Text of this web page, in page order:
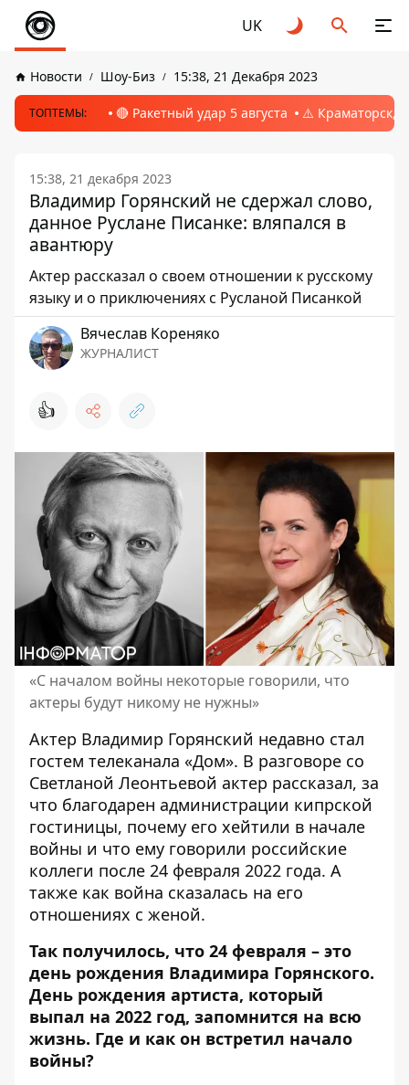
UK
Новости Шоу-Биз 15:38, 21 Декабря 2023
ТОПТЕМЫ: 🔴 Ракетный удар 5 августа ⚠️ Краматорск,
15:38, 21 декабря 2023
Владимир Горянский не сдержал слово,
данное Руслане Писанке: вляпался в
авантюру
Актер рассказал о своем отношении к русскому
языку и о приключениях с Русланой Писанкой
Вячеслав Кореняко
ЖУРНАЛИСТ
👍
«С началом войны некоторые говорили, что
актеры будут никому не нужны»
Актер Владимир Горянский недавно стал
гостем телеканала «Дом». В разговоре со
Светланой Леонтьевой актер рассказал, за
что благодарен администрации кипрской
гостиницы, почему его хейтили в начале
войны и что ему говорили российские
коллеги после 24 февраля 2022 года. А
также как война сказалась на его
отношениях с женой.
Так получилось, что 24 февраля – это
день рождения Владимира Горянского.
День рождения артиста, который
выпал на 2022 год, запомнится на всю
жизнь. Где и как он встретил начало
войны?